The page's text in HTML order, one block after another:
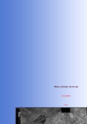
Photos aériennes du terrain
(Source:IGN)
1946